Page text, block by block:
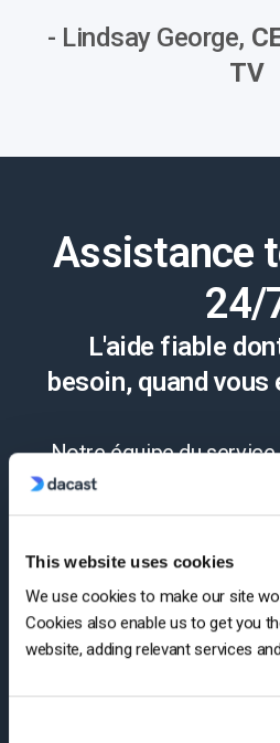
This website uses cookies
We use cookies to make our site
Cookies also enable us to get you
website, adding relevant services
- Lindsay George,
TV
Assistance
24/
L'aide fiable
besoin, quand vous
Notre équipe du
heures sur 24, 7 jours
à tirer le meilleur parti
streaming. De plus, vous
base de connaissances
communauté
en ligne.